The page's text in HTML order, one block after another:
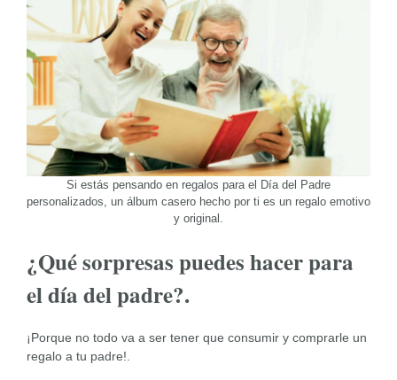
Si estás pensando en regalos para el Día del Padre
personalizados, un álbum casero hecho por ti es un regalo emotivo
y original.
¿Qué sorpresas puedes hacer para
el día del padre?.
¡Porque no todo va a ser tener que consumir y comprarle un
regalo a tu padre!.